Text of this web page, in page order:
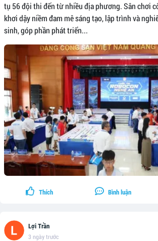
tụ 56 đội thi đến từ nhiều địa phương. Sân chơi
khơi dậy niềm đam mê sáng tạo, lập trình và
sinh, góp phần phát triển...
Thích Bình luận
Lợi Trần
3 ngày trước